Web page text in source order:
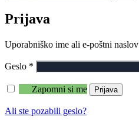
Prijava
Uporabniško ime ali e-poštni naslov
Geslo *
Zapomni si me Prijava
Ali ste pozabili geslo?